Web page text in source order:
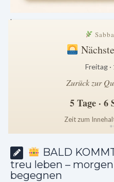
.
Freitag
Zurück zur
5 Tage · 6
Zeit zum
*
BALD
treu leben –
begegnen